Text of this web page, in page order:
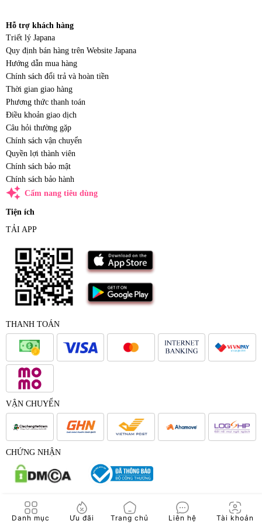
Danh mục Ưu đãi Trang chủ Liên hệ Tài khoản
Hỗ trợ khách hàng
Triết lý Japana
Quy định bán hàng trên Website Japana
Hướng dẫn mua hàng
Chính sách đổi trả và hoàn tiền
Thời gian giao hàng
Phương thức thanh toán
Điều khoản giao dịch
Câu hỏi thường gặp
Chính sách vận chuyển
Quyền lợi thành viên
Chính sách bảo mật
Chính sách bảo hành
auto_awesome Cẩm nang tiêu dùng
Tiện ích
TẢI APP
THANH TOÁN
VẬN CHUYỂN
CHỨNG NHẬN
© 2017 - Bản quyền của Công Ty Cổ Phần Japana Việt Nam -
Japana.vn